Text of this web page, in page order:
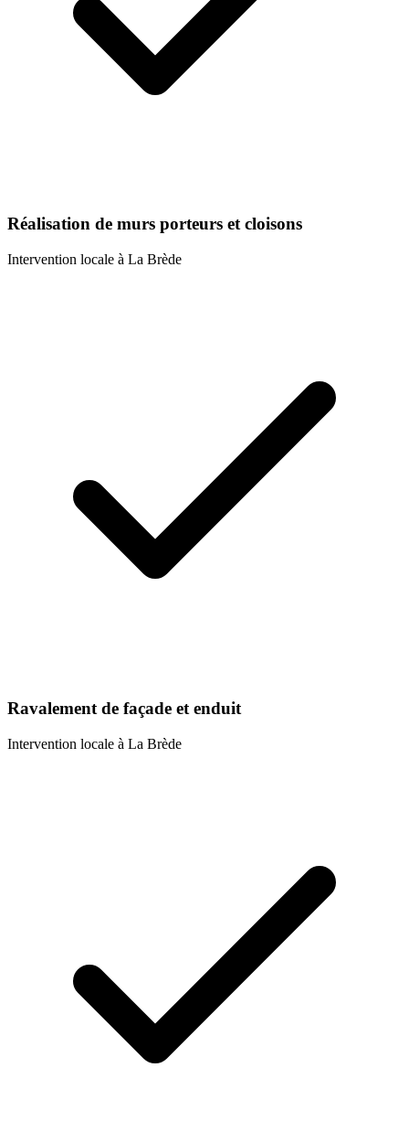
Réalisation de murs porteurs et cloisons
Intervention locale à La Brède
Ravalement de façade et enduit
Intervention locale à La Brède